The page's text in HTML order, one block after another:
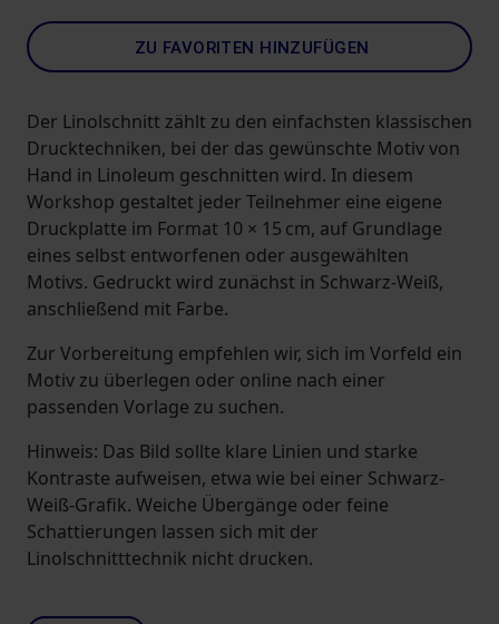
ZU FAVORITEN HINZUFÜGEN
Der Linolschnitt zählt zu den einfachsten klassischen
Drucktechniken, bei der das gewünschte Motiv von
Hand in Linoleum geschnitten wird. In diesem
Workshop gestaltet jeder Teilnehmer eine eigene
Druckplatte im Format 10 × 15 cm, auf Grundlage
eines selbst entworfenen oder ausgewählten
Motivs. Gedruckt wird zunächst in Schwarz-Weiß,
anschließend mit Farbe.
Zur Vorbereitung empfehlen wir, sich im Vorfeld ein
Motiv zu überlegen oder online nach einer
passenden Vorlage zu suchen.
Hinweis: Das Bild sollte klare Linien und starke
Kontraste aufweisen, etwa wie bei einer Schwarz-
Weiß-Grafik. Weiche Übergänge oder feine
Schattierungen lassen sich mit der
Linolschnitttechnik nicht drucken.